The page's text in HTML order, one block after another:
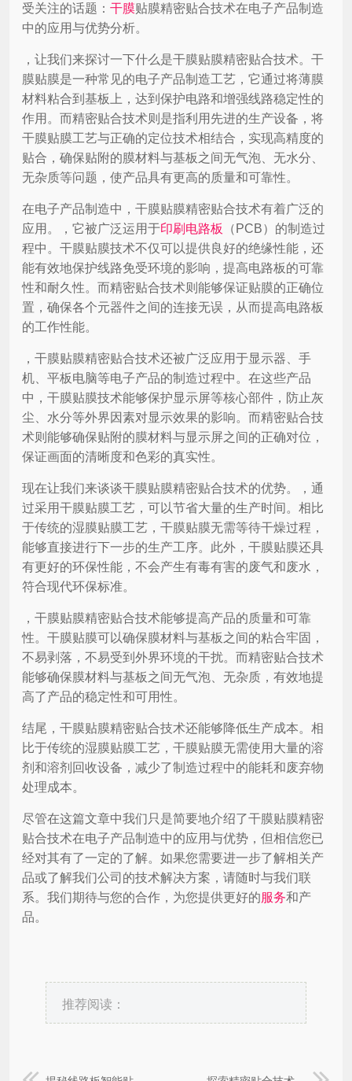
受关注的话题： 干膜贴膜精密贴合技术在电子产品制造
中的应用与优势分析。
，让我们来探讨一下什么是干膜贴膜精密贴合技术。干
膜贴膜是一种常见的电子产品制造工艺，它通过将薄膜
材料粘合到基板上，达到保护电路和增强线路稳定性的
作用。而精密贴合技术则是指利用先进的生产设备，将
干膜贴膜工艺与正确的定位技术相结合，实现高精度的
贴合，确保贴附的膜材料与基板之间无气泡、无水分、
无杂质等问题，使产品具有更高的质量和可靠性。
在电子产品制造中，干膜贴膜精密贴合技术有着广泛的
应用。，它被广泛运用于印刷电路板
（PCB）的制造过
程中。干膜贴膜技术不仅可以提供良好的绝缘性能，还
能有效地保护线路免受环境的影响，提高电路板的可靠
性和耐久性。而精密贴合技术则能够保证贴膜的正确位
置，确保各个元器件之间的连接无误，从而提高电路板
的工作性能。
，干膜贴膜精密贴合技术还被广泛应用于显示器、手
机、平板电脑等电子产品的制造过程中。在这些产品
中，干膜贴膜技术能够保护显示屏等核心部件，防止灰
尘、水分等外界因素对显示效果的影响。而精密贴合技
术则能够确保贴附的膜材料与显示屏之间的正确对位，
保证画面的清晰度和色彩的真实性。
现在让我们来谈谈干膜贴膜精密贴合技术的优势。，通
过采用干膜贴膜工艺，可以节省大量的生产时间。相比
于传统的湿膜贴膜工艺，干膜贴膜无需等待干燥过程，
能够直接进行下一步的生产工序。此外，干膜贴膜还具
有更好的环保性能，不会产生有毒有害的废气和废水，
符合现代环保标准。
，干膜贴膜精密贴合技术能够提高产品的质量和可靠
性。干膜贴膜可以确保膜材料与基板之间的粘合牢固，
不易剥落，不易受到外界环境的干扰。而精密贴合技术
能够确保膜材料与基板之间无气泡、无杂质，有效地提
高了产品的稳定性和可用性。
结尾，干膜贴膜精密贴合技术还能够降低生产成本。相
比于传统的湿膜贴膜工艺，干膜贴膜无需使用大量的溶
剂和溶剂回收设备，减少了制造过程中的能耗和废弃物
处理成本。
尽管在这篇文章中我们只是简要地介绍了干膜贴膜精密
贴合技术在电子产品制造中的应用与优势，但相信您已
经对其有了一定的了解。如果您需要进一步了解相关产
品或了解我们公司的技术解决方案，请随时与我们联
系。我们期待与您的合作，为您提供更好的服务和产
品。
推荐阅读：